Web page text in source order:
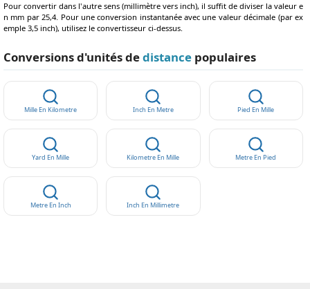
Pour convertir dans l'autre sens (millimètre vers inch), il suffit de diviser la valeur e
n mm par 25,4. Pour une conversion instantanée avec une valeur décimale (par ex
emple 3,5 inch), utilisez le convertisseur ci-dessus.
Conversions d'unités dedistance populaires
Mille En Kilometre Inch En Metre Pied En Mille
Yard En Mille Kilometre En Mille Metre En Pied
Metre En Inch Inch En Millimetre